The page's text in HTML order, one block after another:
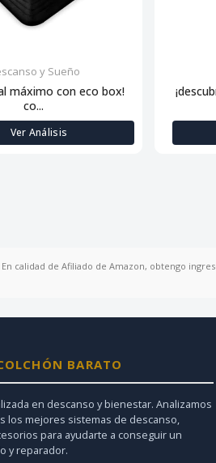
y Sueño
máximo con eco box!
co...
Ver Análisis
En calidad de Afiliado de Amazon, obtengo
BARATO
en descanso y bienestar. Analizamos
los mejores sistemas de descanso,
para ayudarte a conseguir un
y reparador.